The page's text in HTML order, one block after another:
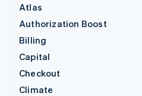
Atlas
Authorization Boost
Billing
Capital
Checkout
Climate